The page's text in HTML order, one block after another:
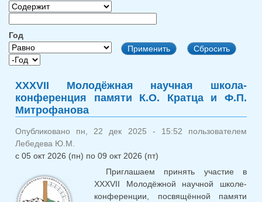
Год
Год
Год
XXXVII Молодёжная научная школа-
конференция памяти К.О. Кратца и Ф.П.
Митрофанова
Опубликовано пн, 22 дек 2025 - 15:52 пользователем
Лебедева Ю.М.
с 05 окт 2026 (пн) по 09 окт 2026 (пт)
Приглашаем принять участие в
XXXVII Молодёжной научной школе-
конференции, посвящённой памяти